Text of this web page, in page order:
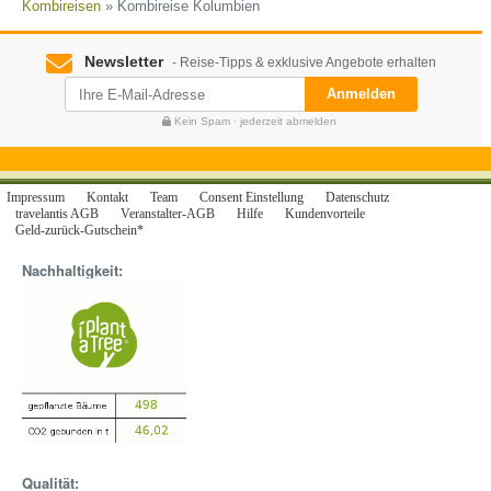
Kombireisen » Kombireise Kolumbien
Newsletter - Reise-Tipps & exklusive Angebote erhalten
Anmelden
Kein Spam · jederzeit abmelden
Impressum Kontakt Team Consent Einstellung
Datenschutz
travelantis AGB
Veranstalter-AGB Hilfe
Kundenvorteile
Geld-zurück-Gutschein*
Nachhaltigkeit:
Qualität: